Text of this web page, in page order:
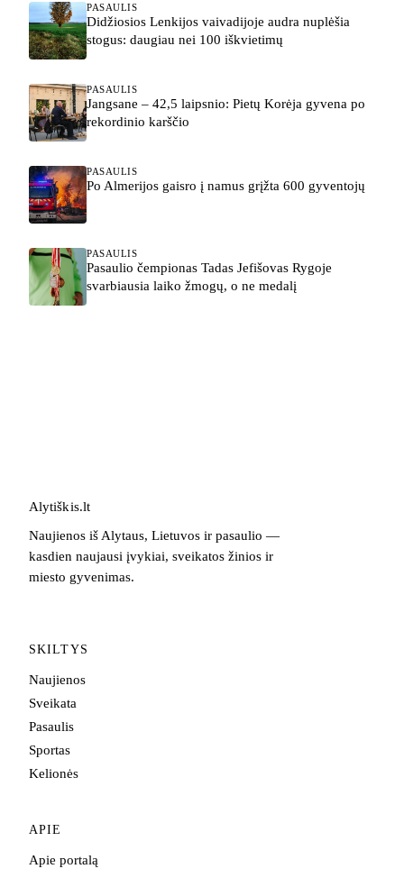
PASAULIS
Didžiosios Lenkijos vaivadijoje audra nuplėšia
stogus: daugiau nei 100 iškvietimų
PASAULIS
Jangsane – 42,5 laipsnio: Pietų Korėja gyvena po
rekordinio karščio
PASAULIS
Po Almerijos gaisro į namus grįžta 600 gyventojų
PASAULIS
Pasaulio čempionas Tadas Jefišovas Rygoje
svarbiausia laiko žmogų, o ne medalį
Alytiškis.lt
Naujienos iš Alytaus, Lietuvos ir pasaulio —
kasdien naujausi įvykiai, sveikatos žinios ir
miesto gyvenimas.
SKILTYS
Naujienos
Sveikata
Pasaulis
Sportas
Kelionės
APIE
Apie portalą